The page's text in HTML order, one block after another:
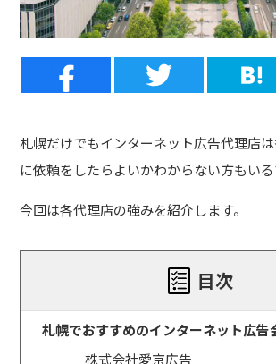
札幌だけでもインターネット広告代理店
に依頼をしたらよいかわからない方もいる
今回は各代理店の強みを紹介します。
目次
札幌でおすすめのインターネット広告
株式会社愛京広告